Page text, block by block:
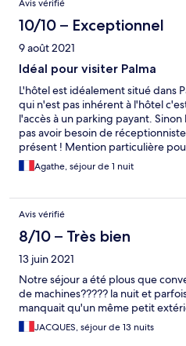
Avis vérifié
10/10 – Exceptionnel
9 août 2021
Idéal pour visiter Palma
L'hôtel est idéalement situé dans
qui n'est pas inhérent à l'hôtel
l'accès à un parking payant.
pas avoir besoin de
présent ! Mention particulière
Agathe, séjour de 1 nuit
Avis vérifié
8/10 – Très bien
13 juin 2021
Notre séjour a été plous que
de machines????? la nuit et
manquait qu'un même petit
JACQUES, séjour de 13 nuits